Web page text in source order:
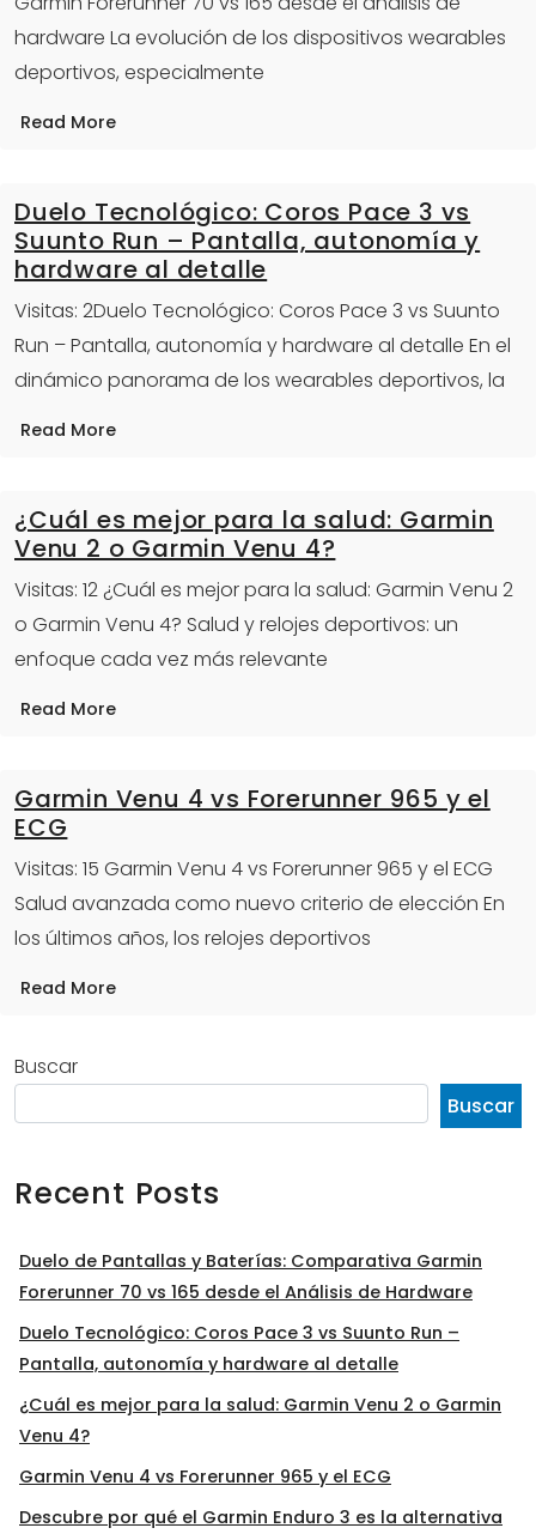
hardware La evolución de los dispositivos wearables
deportivos, especialmente
Read More
Duelo Tecnológico: Coros Pace 3 vs
Suunto Run – Pantalla, autonomía y
hardware al detalle
Visitas: 2Duelo Tecnológico: Coros Pace 3 vs Suunto
Run – Pantalla, autonomía y hardware al detalle En el
dinámico panorama de los wearables deportivos, la
Read More
¿Cuál es mejor para la salud: Garmin
Venu 2 o Garmin Venu 4?
Visitas: 12 ¿Cuál es mejor para la salud: Garmin Venu 2
o Garmin Venu 4? Salud y relojes deportivos: un
enfoque cada vez más relevante
Read More
Garmin Venu 4 vs Forerunner 965 y el
ECG
Visitas: 15 Garmin Venu 4 vs Forerunner 965 y el ECG
Salud avanzada como nuevo criterio de elección En
los últimos años, los relojes deportivos
Read More
Buscar
Buscar
Recent Posts
Duelo de Pantallas y Baterías: Comparativa Garmin
Forerunner 70 vs 165 desde el Análisis de Hardware
Duelo Tecnológico: Coros Pace 3 vs Suunto Run –
Pantalla, autonomía y hardware al detalle
¿Cuál es mejor para la salud: Garmin Venu 2 o Garmin
Venu 4?
Garmin Venu 4 vs Forerunner 965 y el ECG
Descubre por qué el Garmin Enduro 3 es la alternativa